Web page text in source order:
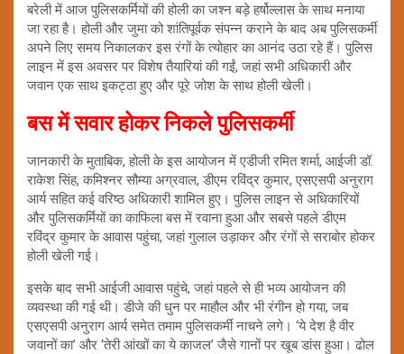
बरेली में आज पुलिसकर्मियों की होली का जश्न बड़े हर्षोल्लास के साथ मनाया
जा रहा है। होली और जुमा को शांतिपूर्वक संपन्न कराने के बाद अब पुलिसकर्मी
अपने लिए समय निकालकर इस रंगों के त्योहार का आनंद उठा रहे हैं। पुलिस
लाइन में इस अवसर पर विशेष तैयारियां की गईं, जहां सभी अधिकारी और
जवान एक साथ इकट्ठा हुए और पूरे जोश के साथ होली खेली।
बस में सवार होकर निकले पुलिसकर्मी
जानकारी के मुताबिक, होली के इस आयोजन में एडीजी रमित शर्मा, आईजी डॉ.
राकेश सिंह, कमिश्नर सौम्या अग्रवाल, डीएम रविंद्र कुमार, एसएसपी अनुराग
आर्य सहित कई वरिष्ठ अधिकारी शामिल हुए। पुलिस लाइन से अधिकारियों
और पुलिसकर्मियों का काफिला बस में रवाना हुआ और सबसे पहले डीएम
रविंद्र कुमार के आवास पहुंचा, जहां गुलाल उड़ाकर और रंगों से सराबोर होकर
होली खेली गई।
इसके बाद सभी आईजी आवास पहुंचे, जहां पहले से ही भव्य आयोजन की
व्यवस्था की गई थी। डीजे की धुन पर माहौल और भी रंगीन हो गया, जब
एसएसपी अनुराग आर्य समेत तमाम पुलिसकर्मी नाचने लगे। ‘ये देश है वीर
जवानों का’ और ‘तेरी आंखों का ये काजल’ जैसे गानों पर खूब डांस हुआ। ढोल